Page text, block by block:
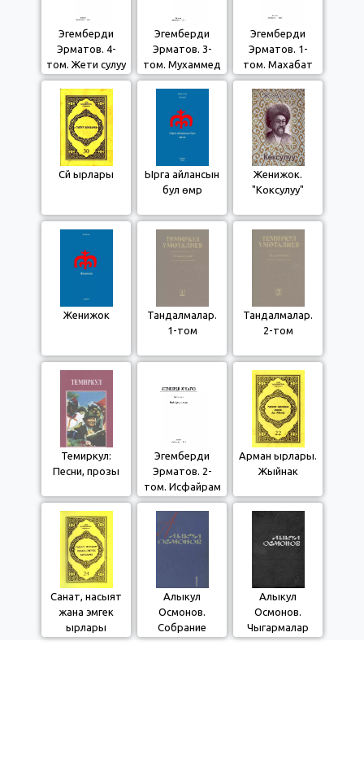
Эгемберди
Эрматов. 4-
том. Жети сулуу
Эгемберди
Эрматов. 3-
том. Мухаммед
пайгамбар
Эгемберди
Эрматов. 1-
том. Махабат
Сүйүү ырлары
Ырга айлансын
бул өмүр
Женижок.
"Коксулуу"
Женижок
Тандалмалар.
1-том
Тандалмалар.
2-том
Темиркул:
Песни, прозы
Эгемберди
Эрматов. 2-
том. Исфайрам
авазы
Арман ырлары.
Жыйнак
Санат, насыят
жана эмгек
ырлары
Алыкул
Осмонов.
Собрание
произведений.
Алыкул
Осмонов.
Чыгармалар
жыйнагы. 3-том